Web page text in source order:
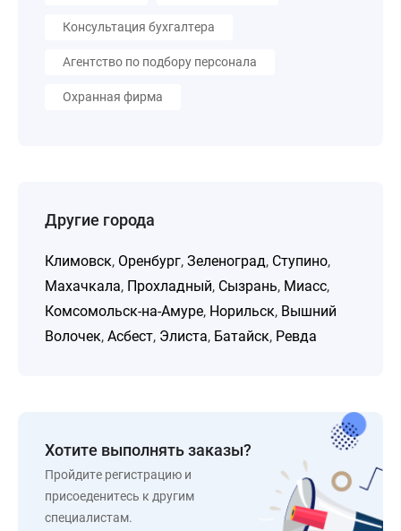
Консультация бухгалтера
Агентство по подбору персонала
Охранная фирма
Другие города
Климовск, Оренбург, Зеленоград, Ступино,
Махачкала, Прохладный, Сызрань, Миасс,
Комсомольск-на-Амуре, Норильск, Вышний
Волочек, Асбест, Элиста, Батайск, Ревда
Хотите выполнять заказы?
Пройдите регистрацию и
присоеденитесь к другим
специалистам.